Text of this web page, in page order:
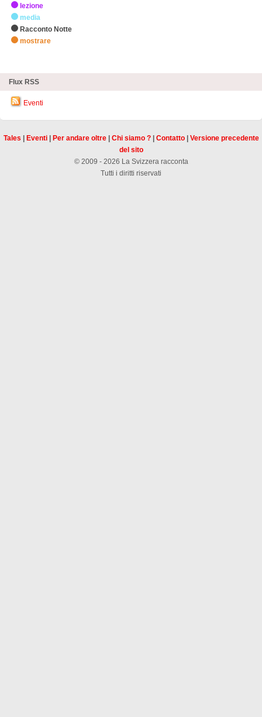
lezione
media
Racconto Notte
mostrare
Flux RSS
Eventi
Tales Eventi| Per andare oltre| Chi siamo ?| Contatto| Versione precedente
del sito
© 2009 - 2026 La Svizzera racconta
Tutti i diritti riservati